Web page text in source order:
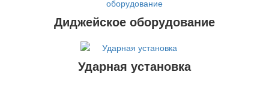
Диджейское оборудование
Ударная установка